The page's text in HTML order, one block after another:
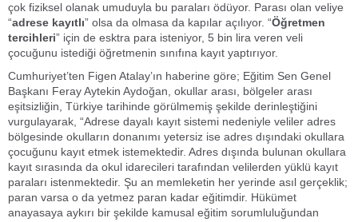
çok fiziksel olanak umuduyla bu paraları ödüyor. Parası olan veliye
“adrese kayıtlı” olsa da olmasa da kapılar açılıyor. “Öğretmen
tercihleri” için de esktra para isteniyor, 5 bin lira veren veli
çocuğunu istediği öğretmenin sınıfına kayıt yaptırıyor.
Cumhuriyet’ten Figen Atalay’ın haberine göre; Eğitim Sen Genel
Başkanı Feray Aytekin Aydoğan, okullar arası, bölgeler arası
eşitsizliğin, Türkiye tarihinde görülmemiş şekilde derinleştiğini
vurgulayarak, “Adrese dayalı kayıt sistemi nedeniyle veliler adres
bölgesinde okulların donanımı yetersiz ise adres dışındaki okullara
çocuğunu kayıt etmek istemektedir. Adres dışında bulunan okullara
kayıt sırasında da okul idarecileri tarafından velilerden yüklü kayıt
paraları istenmektedir. Şu an memleketin her yerinde asıl gerçeklik;
paran varsa o da yetmez paran kadar eğitimdir. Hükümet
anayasaya aykırı bir şekilde kamusal eğitim sorumluluğundan